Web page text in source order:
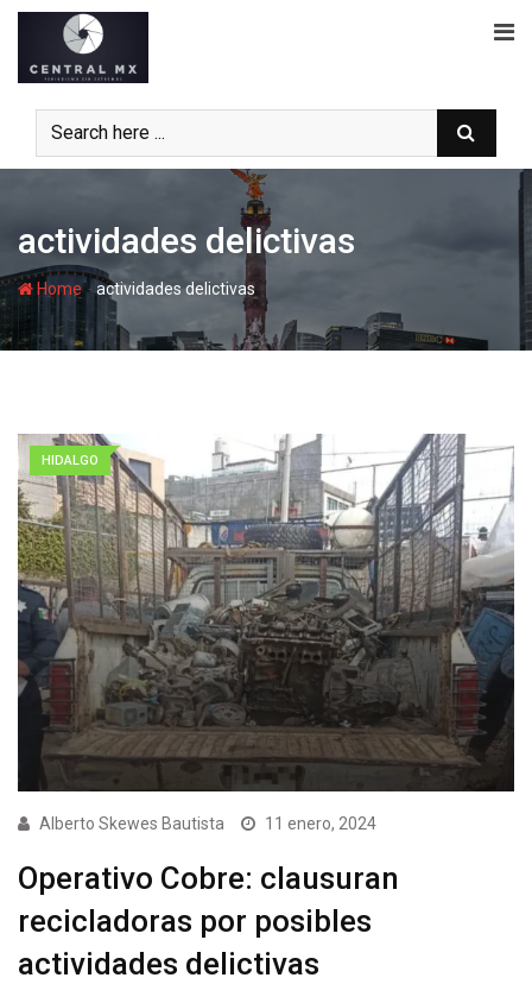
Skip
content
actividades delictivas
Home-actividades delictivas
HIDALGO
Alberto Skewes Bautista 11 enero, 2024
Operativo Cobre: clausuran
recicladoras por posibles
actividades delictivas